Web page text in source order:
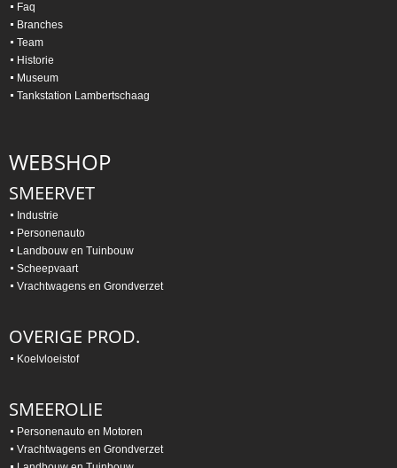
Faq
Branches
Team
Historie
Museum
Tankstation Lambertschaag
WEBSHOP
SMEERVET
Industrie
Personenauto
Landbouw en Tuinbouw
Scheepvaart
Vrachtwagens en Grondverzet
OVERIGE PROD.
Koelvloeistof
SMEEROLIE
Personenauto en Motoren
Vrachtwagens en Grondverzet